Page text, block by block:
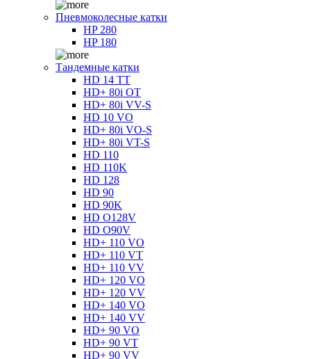
Пневмоколесные катки
HP 280
HP 180
Тандемные катки
HD 14 TT
HD+ 80i OT
HD+ 80i VV-S
HD 10 VO
HD+ 80i VO-S
HD+ 80i VT-S
HD 110
HD 110K
HD 128
HD 90
HD 90K
HD O128V
HD O90V
HD+ 110 VO
HD+ 110 VT
HD+ 110 VV
HD+ 120 VO
HD+ 120 VV
HD+ 140 VO
HD+ 140 VV
HD+ 90 VO
HD+ 90 VT
HD+ 90 VV